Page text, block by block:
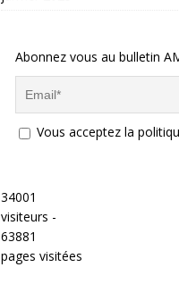
Abonnez vous au bulletin
Vous acceptez la
34001
visiteurs -
63881
pages visitées